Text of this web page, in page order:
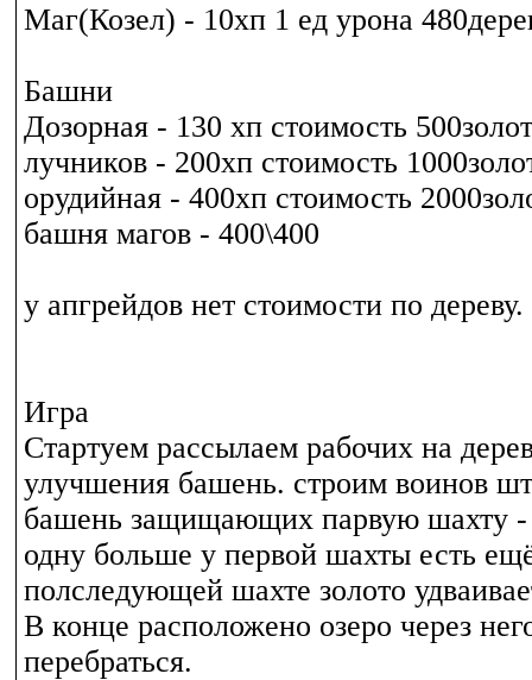
Маг(Козел) - 10хп 1 ед урона
Башни
Дозорная - 130 хп стоимость
лучников - 200хп стоимость
орудийная - 400хп стоимость
башня магов - 400\400
у апгрейдов нет стоимости по дереву.
Игра
Стартуем рассылаем рабочих на
улучшения башень. строим воинов
башень защищающих парвую шахту
одну больше у первой шахты есть
полследующей шахте золото
В конце расположено озеро через
перебраться.